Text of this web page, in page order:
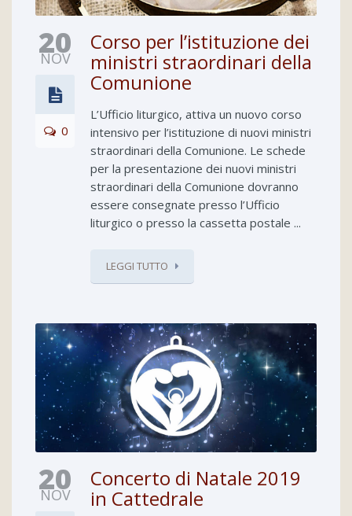
20
NOV
0
Corso per l’istituzione dei
ministri straordinari della
Comunione
L’Ufficio liturgico, attiva un nuovo corso
intensivo per l’istituzione di nuovi ministri
straordinari della Comunione. Le schede
per la presentazione dei nuovi ministri
straordinari della Comunione dovranno
essere consegnate presso l’Ufficio
liturgico o presso la cassetta postale ...
LEGGI TUTTO
20
NOV
Concerto di Natale 2019
in Cattedrale